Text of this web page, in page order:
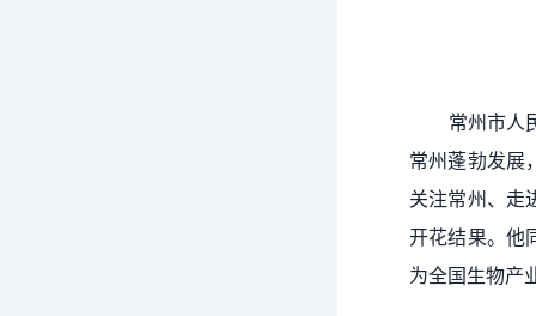
常州市人
常州蓬勃发展
关注常州、走
开花结果。他
为全国生物产